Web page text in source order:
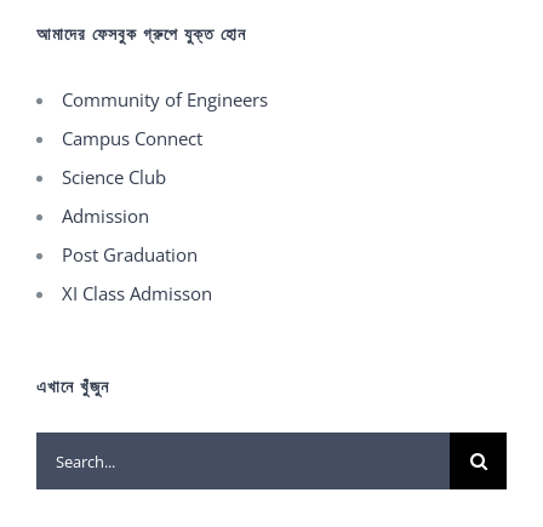
আমাদের ফেসবুক গ্রুপে যুক্ত হোন
Community of Engineers
Campus Connect
Science Club
Admission
Post Graduation
XI Class Admisson
এখানে খুঁজুন
Search
for: